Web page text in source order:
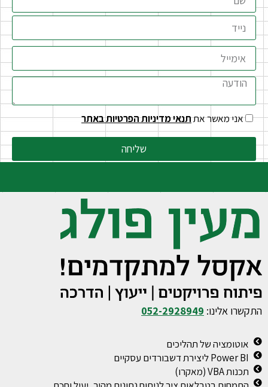
אני מאשר אתתנאי מדיניות הפרטיות באתר
שליחה
התקשרו אלינו: 052-2928949
אוטומציה של תהליכים
Power BI ליצירת דשבורדים עסקיים
תכנות VBA (מאקרו)